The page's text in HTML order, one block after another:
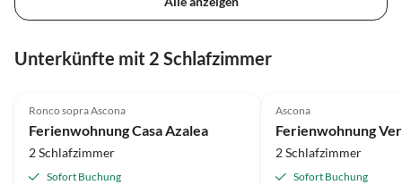
Unterkünfte mit 2 Schlafzimmer
Ronco sopra Ascona
Ferienwohnung Casa Azalea
2 Schlafzimmer
Sofort Buchung
Ascona
Ferienwohnung
2 Schlafzimmer
Sofort Buchung